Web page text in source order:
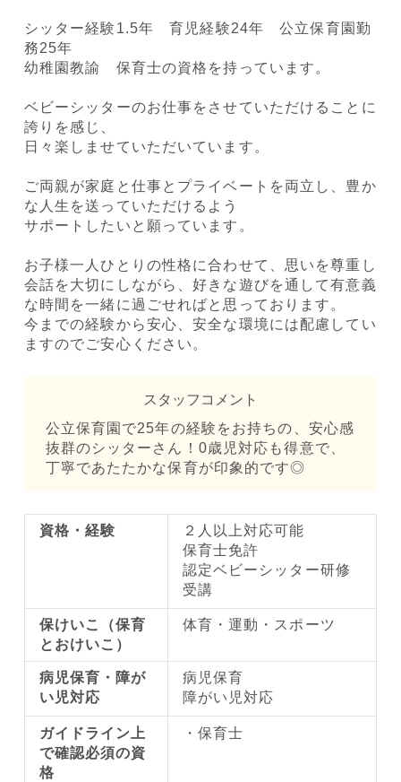
シッター経験1.5年 育児経験24年 公立保育園勤
務25年
幼稚園教諭 保育士の資格を持っています。
ベビーシッターのお仕事をさせていただけることに
誇りを感じ、
日々楽しませていただいています。
ご両親が家庭と仕事とプライベートを両立し、豊か
な人生を送っていただけるよう
サポートしたいと願っています。
お子様一人ひとりの性格に合わせて、思いを尊重し
会話を大切にしながら、好きな遊びを通して有意義
な時間を一緒に過ごせればと思っております。
今までの経験から安心、安全な環境には配慮してい
ますのでご安心ください。
スタッフコメント
公立保育園で25年の経験をお持ちの、安心感
抜群のシッターさん！0歳児対応も得意で、
丁寧であたたかな保育が印象的です◎
資格・経験
２人以上対応可能
保育士免許
認定ベビーシッター研修
受講
保けいこ（保育
とおけいこ）
体育・運動・スポーツ
病児保育・障が
い児対応
病児保育
障がい児対応
ガイドライン上
で確認必須の資
格
保育士